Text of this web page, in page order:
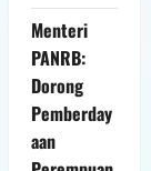
Menteri
PANRB:
Dorong
Pemberday
aan